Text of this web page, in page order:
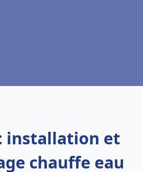
installation et
chauffe eau